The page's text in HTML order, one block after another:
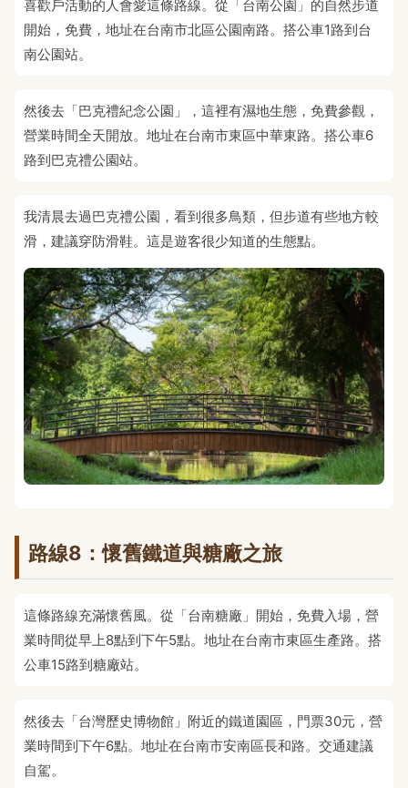
喜歡戶活動的人會愛這條路線。從「台南公園」的自然步道
開始，免費，地址在台南市北區公園南路。搭公車1路到台
南公園站。
然後去「巴克禮紀念公園」，這裡有濕地生態，免費參觀，
營業時間全天開放。地址在台南市東區中華東路。搭公車6
路到巴克禮公園站。
我清晨去過巴克禮公園，看到很多鳥類，但步道有些地方較
滑，建議穿防滑鞋。這是遊客很少知道的生態點。
路線8：懷舊鐵道與糖廠之旅
這條路線充滿懷舊風。從「台南糖廠」開始，免費入場，營
業時間從早上8點到下午5點。地址在台南市東區生產路。搭
公車15路到糖廠站。
然後去「台灣歷史博物館」附近的鐵道園區，門票30元，營
業時間到下午6點。地址在台南市安南區長和路。交通建議
自駕。